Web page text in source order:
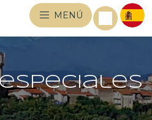
MENÚ